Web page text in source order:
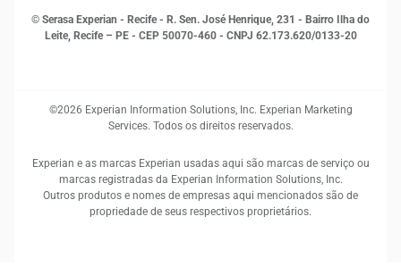
© Serasa Experian - Recife - R. Sen. José Henrique, 231 - Bairro Ilha do
Leite, Recife – PE - CEP 50070-460 - CNPJ 62.173.620/0133-20
©2026 Experian Information Solutions, Inc. Experian Marketing
Services. Todos os direitos reservados.
Experian e as marcas Experian usadas aqui são marcas de serviço ou
marcas registradas da Experian Information Solutions, Inc.
Outros produtos e nomes de empresas aqui mencionados são de
propriedade de seus respectivos proprietários.